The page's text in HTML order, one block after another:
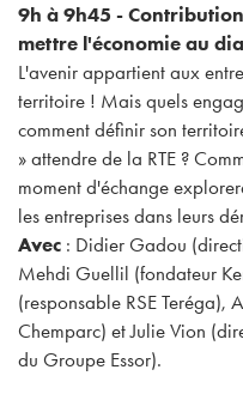
9h à 9h45 -
mettre l'économie au
L'avenir appartient aux
territoire ! Mais quels
comment définir son
» attendre de la RTE ?
moment d'échange
les entreprises dans leurs
Avec : Didier Gadou
Mehdi Guellil (fondateur
(responsable RSE Teréga),
Chemparc) et Julie Vion
du Groupe Essor).